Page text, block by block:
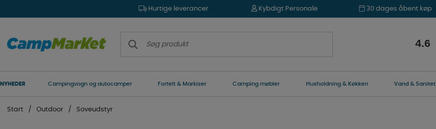
Hurtige leverancer Kybdigt Personale 30 dages åbent køp
4.6
NYHEDER Campingvogn og autocamper Fortelt & Markiser Camping møbler Husholdning & Køkken Vand & Sanitet
Start Outdoor Soveudstyr